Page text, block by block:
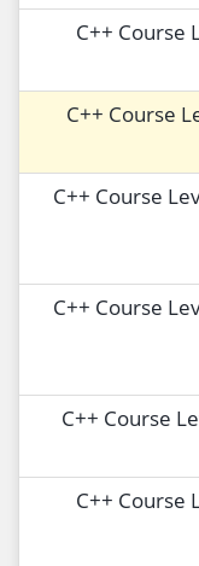
11- C++ Course
12- C++ Course
14- C++